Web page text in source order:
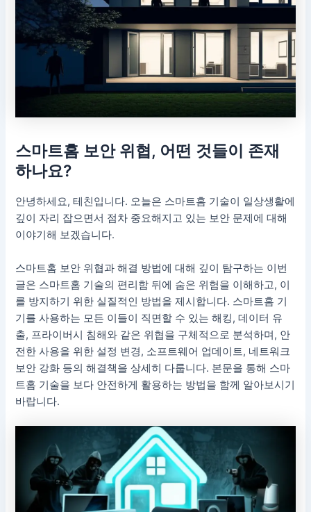
스마트홈 보안 위협, 어떤 것들이 존재
하나요?
안녕하세요, 테친입니다. 오늘은 스마트홈 기술이 일상생활에
깊이 자리 잡으면서 점차 중요해지고 있는 보안 문제에 대해
이야기해 보겠습니다.
스마트홈 보안 위협과 해결 방법에 대해 깊이 탐구하는 이번
글은 스마트홈 기술의 편리함 뒤에 숨은 위험을 이해하고, 이
를 방지하기 위한 실질적인 방법을 제시합니다. 스마트홈 기
기를 사용하는 모든 이들이 직면할 수 있는 해킹, 데이터 유
출, 프라이버시 침해와 같은 위협을 구체적으로 분석하며, 안
전한 사용을 위한 설정 변경, 소프트웨어 업데이트, 네트워크
보안 강화 등의 해결책을 상세히 다룹니다. 본문을 통해 스마
트홈 기술을 보다 안전하게 활용하는 방법을 함께 알아보시기
바랍니다.